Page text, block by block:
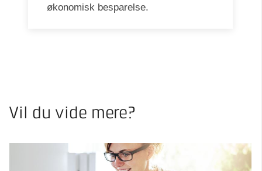
økonomisk besparelse.
Vil du vide mere?